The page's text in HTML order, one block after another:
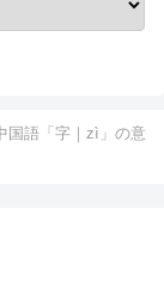
国語「字｜zì」の意